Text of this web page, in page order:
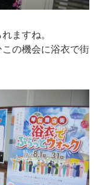
ますね。
の機会に浴衣で街